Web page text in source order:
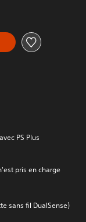
PS Plus
pris en charge
sans fil DualSense)